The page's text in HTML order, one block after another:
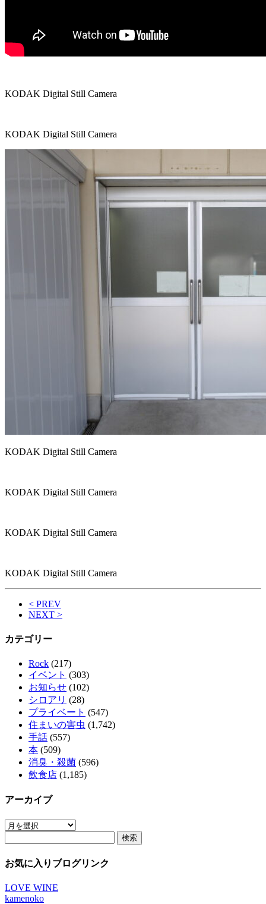
KODAK Digital Still Camera
KODAK Digital Still Camera
KODAK Digital Still Camera
KODAK Digital Still Camera
KODAK Digital Still Camera
KODAK Digital Still Camera
< PREV
NEXT >
カテゴリー
Rock (217)
イベント (303)
お知らせ (102)
シロアリ (28)
プライベート (547)
住まいの害虫 (1,742)
手話 (557)
本 (509)
消臭・殺菌 (596)
飲食店 (1,185)
アーカイブ
ア
イ
お気に入りブログリンク
LOVE WINE
kamenoko